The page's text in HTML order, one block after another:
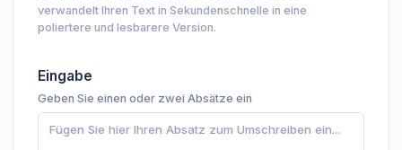
verwandelt Ihren Text in Sekundenschnelle in eine
poliertere und lesbarere Version.
Eingabe
Geben Sie einen oder zwei Absätze ein